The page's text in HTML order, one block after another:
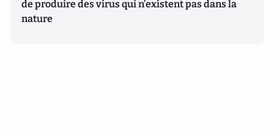
de produire des virus qui n’existent pas dans la
nature